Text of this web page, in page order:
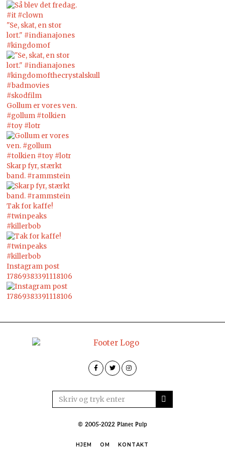
"Se, skat, en stor
lort." #indianajones
#kingdomof
Gollum er vores ven.
#gollum #tolkien
#toy #lotr
Skarp fyr, stærkt
band. #rammstein
Tak for kaffe!
#twinpeaks
#killerbob
Instagram post
17869383391118106
© 2005-2022 Planet Pulp
HJEM OM KONTAKT